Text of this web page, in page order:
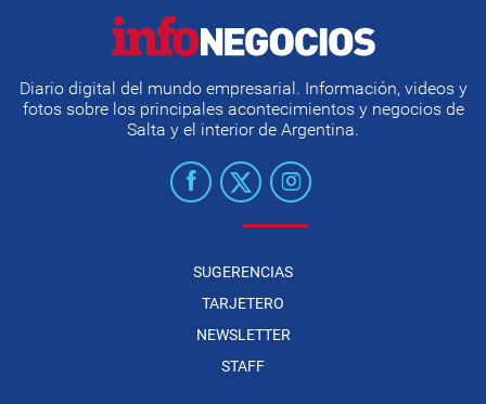
Diario digital del mundo empresarial. Información, videos y
fotos sobre los principales acontecimientos y negocios de
Salta y el interior de Argentina.
SUGERENCIAS
TARJETERO
NEWSLETTER
STAFF